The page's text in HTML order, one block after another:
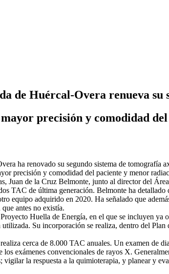
de Huércal-Overa renueva su
precisión y comodidad
ha renovado su segundo sistema de tomografía
precisión y comodidad del paciente y menor
Juan de la Cruz Belmonte, junto al director del
TAC de última generación. Belmonte ha
equipo adquirido en 2020. Ha señalado que
antes no existía.
Huella de Energía, en el que se incluyen
Su incorporación se realiza, dentro del
cerca de 8.000 TAC anuales. Un examen de
exámenes convencionales de rayos X.
la respuesta a la quimioterapia, y planear y